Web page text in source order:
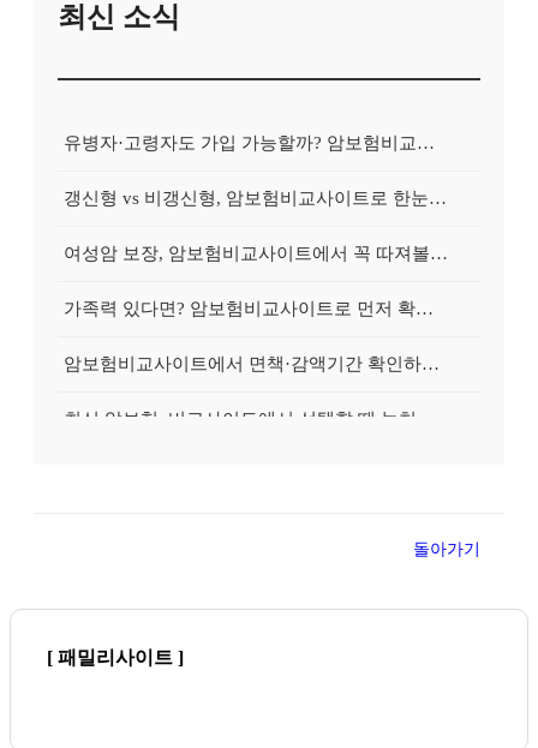
최신 소식
유병자·고령자도 가입 가능할까? 암보험비교사이트 활용 가이드
갱신형 vs 비갱신형, 암보험비교사이트로 한눈에 고르는 기준
여성암 보장, 암보험비교사이트에서 꼭 따져볼 체크리스트
가족력 있다면? 암보험비교사이트로 먼저 확인할 3가지
암보험비교사이트에서 면책·감액기간 확인하는 법, 놓치면 큰일
돌아가기
[ 패밀리사이트 ]